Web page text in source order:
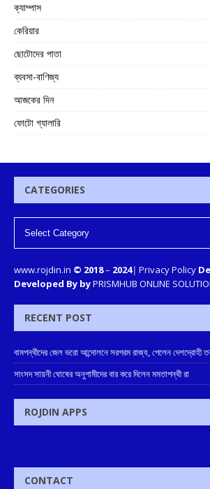
ক্যাম্পাস
কেরিয়ার
ছোটোদের পাতা
ব্যবসা-বাণিজ্য
আজকের দিন
ফোটো গ্যালারি
CATEGORIES
www.rojdin.in © 2018– 2024| Privacy Policy
Developed By byPRISMHUB ONLINE
RECENT POST
বামপন্থীদের জেল ভরো আন্দোলনে সরগরম রাজ্য, পেলেন দেশদ্রোহী
সাংসদ সায়নী ঘোষের অনুগামীদের বার করে দিলেন মমতাপন্থী রা
ROJDIN APPS
CONTACT